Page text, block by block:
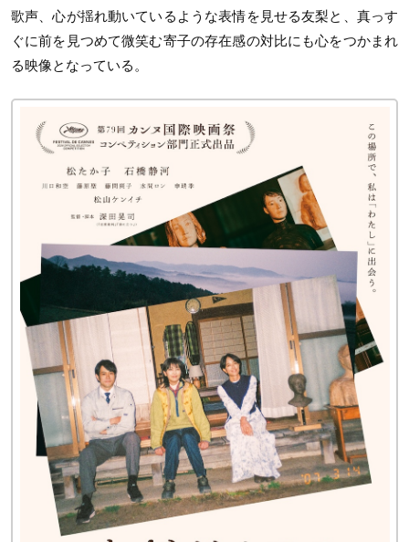
歌声、心が揺れ動いているような表情を見せる友梨と、真っす
ぐに前を見つめて微笑む寄子の存在感の対比にも心をつかまれ
る映像となっている。